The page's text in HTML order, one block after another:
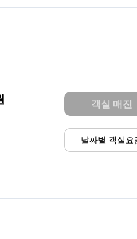
객실 매진
날짜별 객실요